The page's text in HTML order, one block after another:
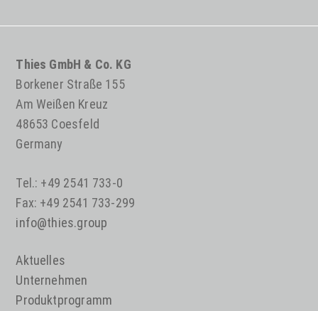
Thies GmbH & Co. KG
Borkener Straße 155
Am Weißen Kreuz
48653 Coesfeld
Germany
Tel.: +49 2541 733-0
Fax: +49 2541 733-299
info@thies.group
Aktuelles
Unternehmen
Produktprogramm